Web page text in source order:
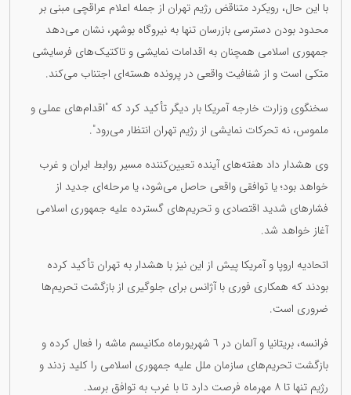
با این حال، رویکرد متناقض رژیم تهران از جمله اعلام عراقچی مبنی بر
محدود بودن دسترسی بازرسان تنها به نیروگاه بوشهر، نشان می‌دهد
جمهوری اسلامی همچنان به اقدامات نمایشی و تاکتیک‌های فرسایشی
متکی است و از شفافیت واقعی در پرونده هسته‌ای اجتناب می‌کند.
سخنگوی وزارت خارجه آمریکا بار دیگر تأکید کرد که "اقدام‌های عملی و
ملموس، نه تحرکات نمایشی از رژیم تهران انتظار می‌رود".
وی هشدار داد هفته‌های آینده تعیین‌کننده مسیر روابط ایران و غرب
خواهد بود؛ یا توافقی واقعی حاصل می‌شود، یا مرحله‌ای جدید از
فشارهای شدید اقتصادی و تحریم‌های گسترده علیه جمهوری اسلامی
آغاز خواهد شد.
اتحادیه اروپا و آمریکا پیش از این نیز با هشدار به تهران تأکید کرده
بودند که همکاری فوری با آژانس برای جلوگیری از بازگشت تحریم‌ها
ضروری است.
فرانسه، بریتانیا و آلمان در ٦ شهریورماه مکانیسم ماشه را فعال کرده و
بازگشت تحریم‌های سازمان ملل علیه جمهوری اسلامی را کلید زدند و
رژیم تنها تا ٨ مهرماه فرصت دارد تا با غرب به توافق برسد.